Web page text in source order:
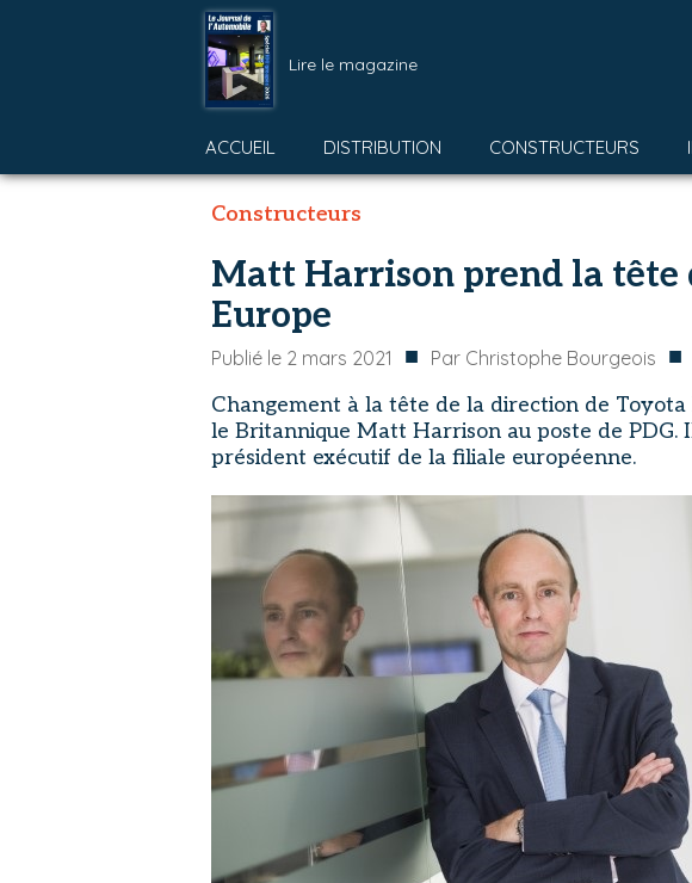
Lire le magazine
ACCUEIL DISTRIBUTION CONSTRUCTEURS
Constructeurs
Matt Harrison prend la tête
Europe
Publié le 2 mars 2021 ■ Par Christophe Bourgeois ■
Changement à la tête de la direction de Toyota
le Britannique Matt Harrison au poste de PDG.
président exécutif de la filiale européenne.